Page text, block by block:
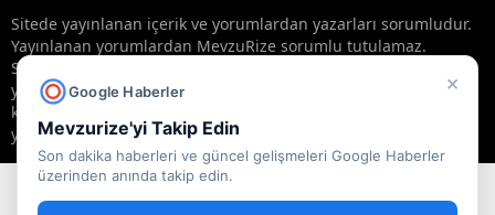
×
Google Haberler
Mevzurize'yi Takip Edin
Son dakika haberleri ve güncel gelişmeleri Google Haberler
üzerinden anında takip edin.
Sitede yayınlanan içerik ve yorumlardan yazarları sorumludur.
Yayınlanan yorumlardan MevzuRize sorumlu tutulamaz.
Sitedeki tüm harici linkler ayrı bir sayfada açılır. Sitemizde
yayınlanan haber, köşe yazıları ve fotoğraflar izin alınmaksızın
kaynak gösterilse dahi, herhangi bir ortamda kullanılamaz ve
yayınlanamaz
RSS Copyright © 2026 . Her hakkı saklıdır.